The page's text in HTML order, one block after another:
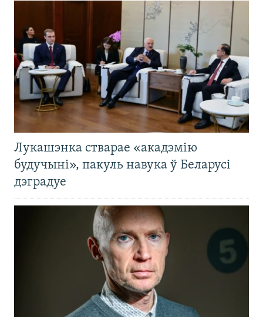
Лукашэнка стварае «акадэмію
будучыні», пакуль навука ў Беларусі
дэградуе